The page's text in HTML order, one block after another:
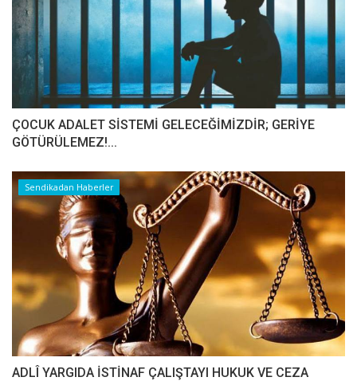
ÇOCUK ADALET SİSTEMİ GELECEĞİMİZDİR; GERİYE
GÖTÜRÜLEMEZ!...
Sendikadan Haberler
ADLÎ YARGIDA İSTİNAF ÇALIŞTAYI HUKUK VE CEZA